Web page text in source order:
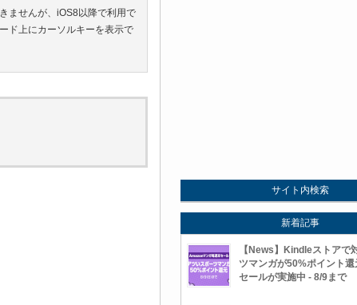
ませんが、iOS8以降で利用で
ド上にカーソルキーを表示で
サイト内検索
新着記事
【News】Kindleストアで
ツマンガが50%ポイント
セールが実施中 - 8/9まで